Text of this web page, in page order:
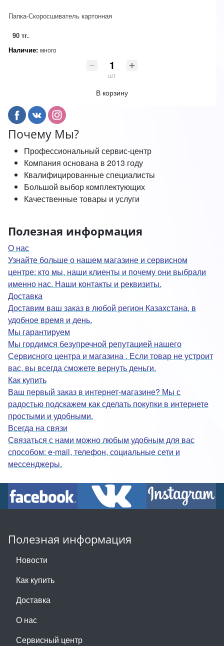
Папка-Скоросшиватель картонная
90 тг.
Наличие: много
шт
В корзину
Почему Мы?
Профессиональный сервис-центр
Компания основана в 2013 году
Квалифицированные специалисты
Большой выбор комплектующих
Качественные товары и услуги
Полезная информация
О нас
Узнайте больше о нашем магазине и сервисном
центре: кто мы, наши клиенты и почему они выбрали
именно нас. Наши контакты и реквизиты.
Доставка
Доставим ваш заказ в любой регион Казахстана, в
удобное время и день.
Мы гарантируем
Мы гордимся безупречной репутацией нашего
Сервисного центра и магазина . Если товар не устроит
вас, вы всегда сможете вернуть деньги.
Как купить
Ваш первый заказ в интернет-магазине? Мы с
радостью подскажем как сделать покупки в интернете
простыми и удобными.
Всегда на связи
Связаться с нами можно любым удобным для вас
способом: e-mail, телефон, социальные сети и
мессенджеры.
Полезная информация
Новости
Как купить
Доставка
О нас
Сервисный центр